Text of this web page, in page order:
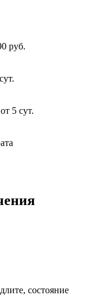
руб.
5 сут.
, состояние